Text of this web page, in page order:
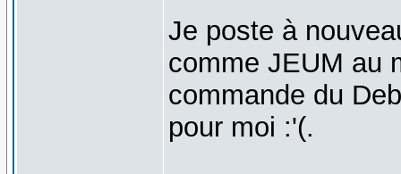
Je poste à
comme JEUM au
commande du
pour moi :'(.